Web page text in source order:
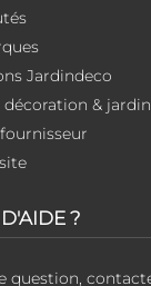
Jardindeco
décoration & jardin
?
question,